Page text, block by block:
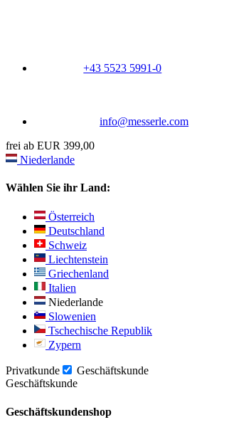
+43 5523 5991-0
info@messerle.com
frei ab EUR 399,00
Niederlande
Wählen Sie ihr Land:
Österreich
Deutschland
Schweiz
Liechtenstein
Griechenland
Italien
Niederlande
Slowenien
Tschechische Republik
Zypern
Privatkunde
Geschäftskunde
Geschäftskunde
Geschäftskundenshop